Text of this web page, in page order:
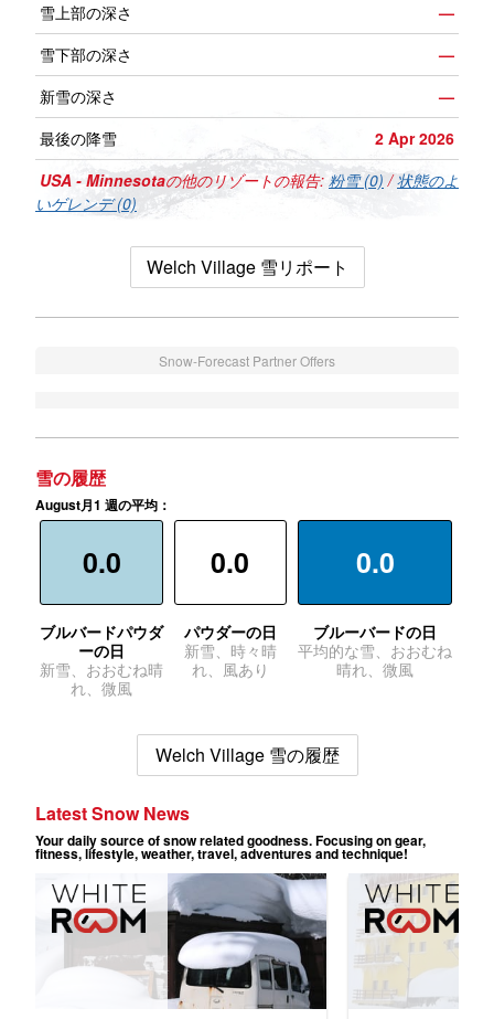
雪上部の深さ
—
雪下部の深さ
—
新雪の深さ
—
最後の降雪
2 Apr 2026
USA - Minnesotaの他のリゾートの報告: 粉雪 (0) /状態のよ
いゲレンデ (0)
Welch Village 雪リポート
Snow-Forecast Partner Offers
雪の履歴
August月1 週の平均：
0.0
ブルバードパウダ
ーの日
新雪、おおむね晴
れ、微風
0.0
パウダーの日
新雪、時々晴
れ、風あり
0.0
ブルーバードの日
平均的な雪、おおむね
晴れ、微風
Welch Village 雪の履歴